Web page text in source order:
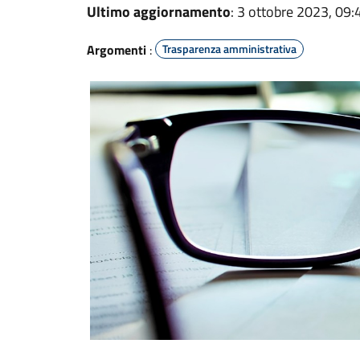
Ultimo aggiornamento: 3 ottobre 2023,
Argomenti : Trasparenza amministrativa